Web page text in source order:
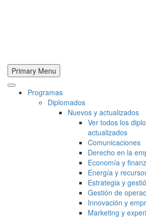
Primary Menu
Programas
Diplomados
Nuevos y actualizados
Ver todos los
actualizados
Comunicaciones
Derecho en la
Economía y
Energía y
Estrategia y
Gestión de
Innovación y
Marketing y